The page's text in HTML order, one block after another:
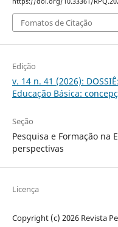
Fomatos de Citação
Edição
v. 14 n. 41 (2026):
Educação Básica:
Seção
Pesquisa e Formação na
perspectivas
Licença
Copyright (c) 2026 Revista